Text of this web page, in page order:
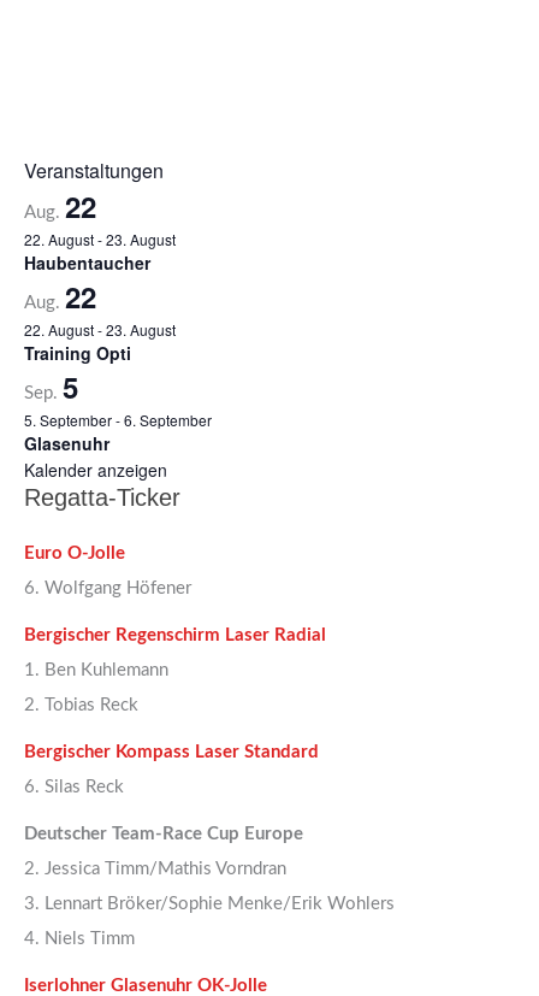
Veranstaltungen
Aug. 22
22. August-23. August
Haubentaucher
Aug. 22
22. August-23. August
Training Opti
Sep. 5
5. September-6. September
Glasenuhr
Kalender anzeigen
Regatta-Ticker
Euro O-Jolle
6. Wolfgang Höfener
Bergischer Regenschirm Laser Radial
1. Ben Kuhlemann
2. Tobias Reck
Bergischer Kompass Laser Standard
6. Silas Reck
Deutscher Team-Race Cup Europe
2. Jessica Timm/Mathis Vorndran
3. Lennart Bröker/Sophie Menke/Erik Wohlers
4. Niels Timm
Iserlohner Glasenuhr OK-Jolle